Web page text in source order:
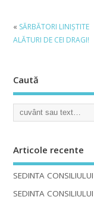
« SĂRBĂTORI LINIŞTITE
ALĂTURI DE CEI DRAGI!
Caută
Articole recente
SEDINTA
SEDINTA